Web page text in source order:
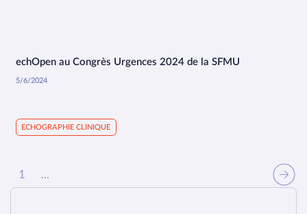
15:11
echOpen au Congrès Urgences 2024 de la SFMU
5/6/2024
ECHOGRAPHIE CLINIQUE
1 ...